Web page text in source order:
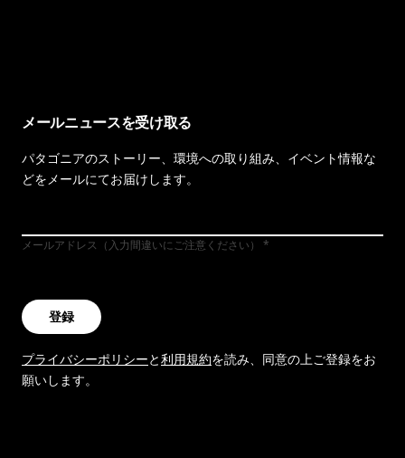
メールニュースを受け取る
パタゴニアのストーリー、環境への取り組み、イベント情報な
どをメールにてお届けします。
メールアドレス（入力間違いにご注意ください）
登録
プライバシーポリシーと利用規約を読み、同意の上ご登録をお
願いします。